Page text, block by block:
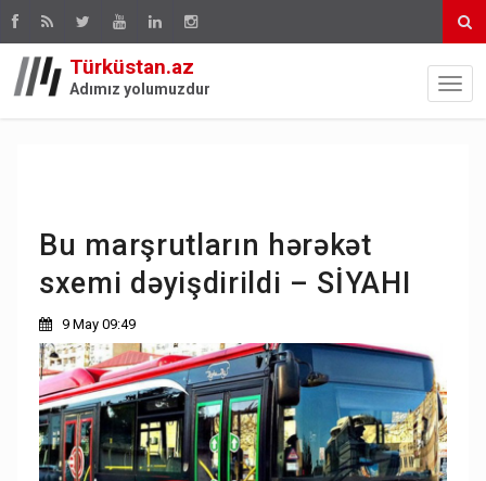
Türküstan.az
Adımız yolumuzdur
Bu marşrutların hərəkət
sxemi dəyişdirildi – SİYAHI
9 May 09:49